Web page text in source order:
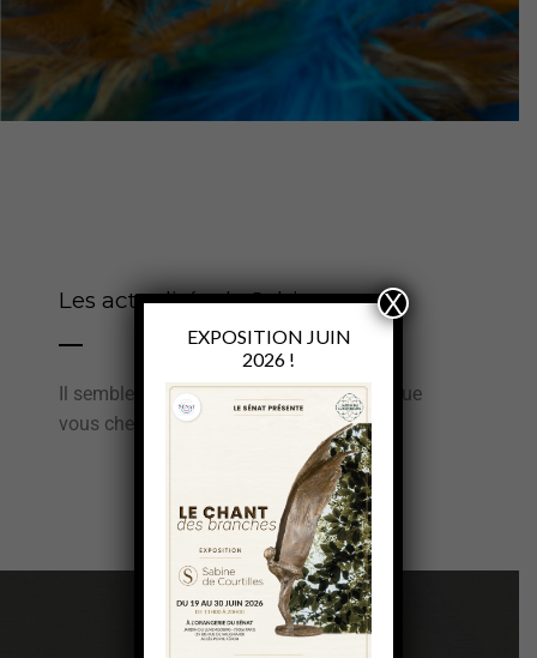
Les actualités de Sabine
Il semble que nous ne trouvions pas ce que
vous cherchez.
EXPOSITION JUIN
2026 !
X